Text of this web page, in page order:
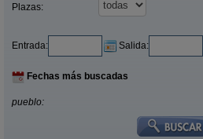
Plazas:
Entrada: Salida:
Fechas más buscadas
pueblo: